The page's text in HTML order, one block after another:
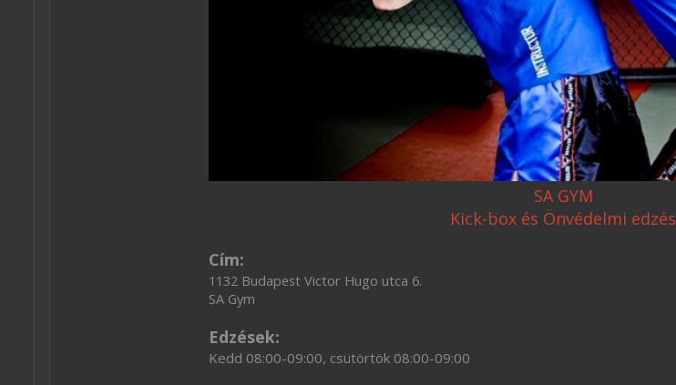
SA GYM
Kick-box és Önvédelmi edzés
Cím:
1132 Budapest Victor Hugo utca 6.
SA Gym
Edzések:
Kedd 08:00-09:00, csütörtök 08:00-09:00